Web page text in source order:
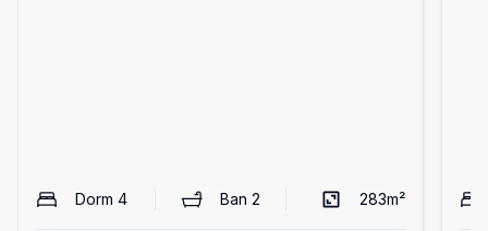
Dorm 4 Ban2 283m²